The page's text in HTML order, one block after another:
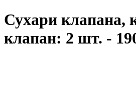
Сухари клапана,
клапан: 2 шт. -